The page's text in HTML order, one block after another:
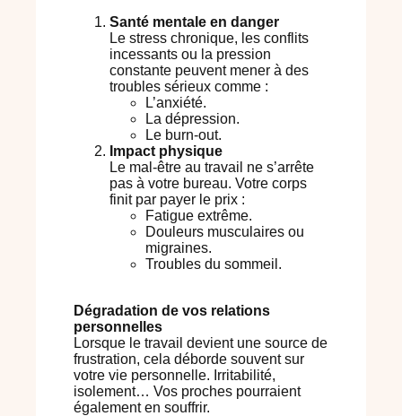
Santé mentale en danger
Le stress chronique, les conflits
incessants ou la pression
constante peuvent mener à des
troubles sérieux comme :
L’anxiété.
La dépression.
Le burn-out.
Impact physique
Le mal-être au travail ne s’arrête
pas à votre bureau. Votre corps
finit par payer le prix :
Fatigue extrême.
Douleurs musculaires ou
migraines.
Troubles du sommeil.
Dégradation de vos relations
personnelles
Lorsque le travail devient une source de
frustration, cela déborde souvent sur
votre vie personnelle. Irritabilité,
isolement… Vos proches pourraient
également en souffrir.